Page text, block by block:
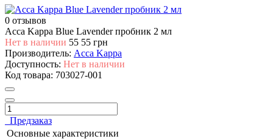
0 отзывов
Acca Kappa Blue Lavender пробник 2 мл
Нет в наличии 55 55 грн
Производитель: Acca Kappa
Доступность: Нет в наличии
Код товара: 703027-001
Предзаказ
Основные характеристики